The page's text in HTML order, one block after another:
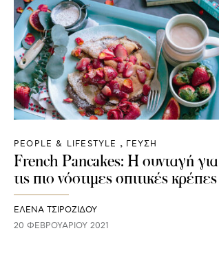
PEOPLE & LIFESTYLE ΓΕΥΣΗ
French Pancakes: H συνταγή για
τις πιο νόστιμες σπιτικές κρέπες
ΈΛΕΝΑ ΤΣΙΡΟΖΊΔΟΥ
20 ΦΕΒΡΟΥΑΡΊΟΥ 2021